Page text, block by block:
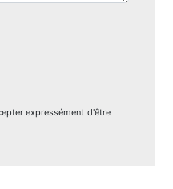
expressément d'être